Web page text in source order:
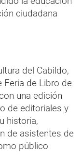
ciudadana
del Cabildo,
Feria de Libro de
una edición
de editoriales y
historia,
de asistentes de
público